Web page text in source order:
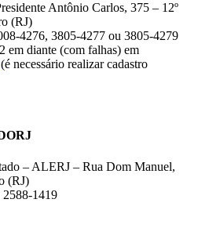
Antônio Carlos, 375 – 12º
(RJ)
4276, 3805-4277 ou 3805-4279
em diante (com falhas) em
(é necessário realizar cadastro
– ALERJ – Rua Dom Manuel,
(RJ)
2588-1419